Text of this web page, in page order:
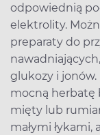
odpowiednią
elektrolity.
preparaty do
glukozy i
mocną herbatę
mięty lub
małymi łykami,